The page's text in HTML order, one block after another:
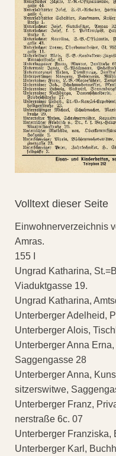
Volltext dieser Seite
Einwohnerverzeichnis
Amras.
155 I
Ungrad Katharina,
Viaduktgasse 19.
Ungrad Katharina,
Unterberger Adelheid,
Unterberger Alois,
Unterberger Anna
Saggengasse 28
Unterberger Anna,
sitzerswitwe,
Unterberger Franz,
nerstraße 6c. 07
Unterberger Franziska,
Unterberger Karl,